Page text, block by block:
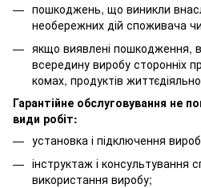
пошкоджень, що виникли
необережних дій споживача чи
якщо виявлені пошкодження,
всередину виробу сторонніх
комах, продуктів
Гарантійне обслуговування не
види робіт:
установка і підключення
інструктаж і консультування
використання виробу;